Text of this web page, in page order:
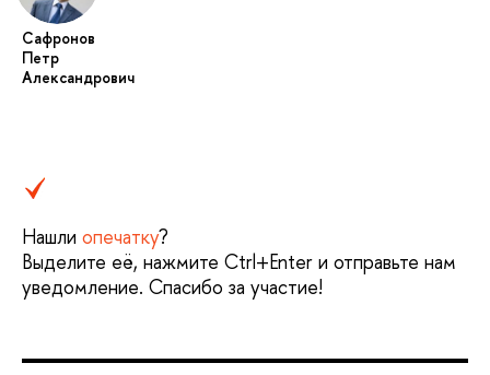
Сафронов
Петр
Александрович
Нашли опечатку?
Выделите её, нажмите Ctrl+Enter и отправьте нам
уведомление. Спасибо за участие!